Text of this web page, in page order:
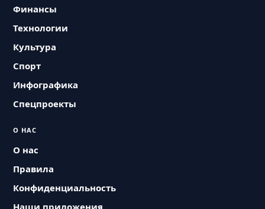
Финансы
Технологии
Культура
Спорт
Инфографика
Спецпроекты
О НАС
О нас
Правила
Конфиденциальность
Наши приложения